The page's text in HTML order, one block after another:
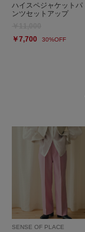
ハイスペジャケットパ
ンツセットアップ
￥7,700
30%OFF
SENSE OF PLACE